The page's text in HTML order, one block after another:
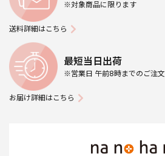
※対象商品に限ります
送料詳細はこちら
最短当日出荷
※営業日 午前8時までのご注文
お届け詳細はこちら